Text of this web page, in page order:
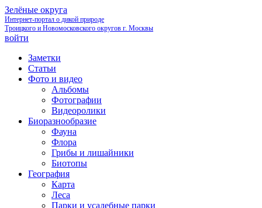
Зелёные округа
Интернет-портал о дикой природе
Троицкого и Новомосковского округов г. Москвы
войти
Заметки
Статьи
Фото и видео
Альбомы
Фотографии
Видеоролики
Биоразнообразие
Фауна
Флора
Грибы и лишайники
Биотопы
География
Карта
Леса
Парки и усадебные парки